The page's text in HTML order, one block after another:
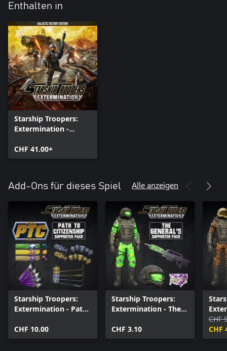
Enthalten in
Starship Troopers:
Extermination -
Edition
CHF 41.00+
Add-Ons für dieses Spiel Alle anzeigen
Starship Troopers:
Extermination - Path
CHF 10.00
Starship Troopers:
Extermination - The
CHF 3.10
CHF
CHF